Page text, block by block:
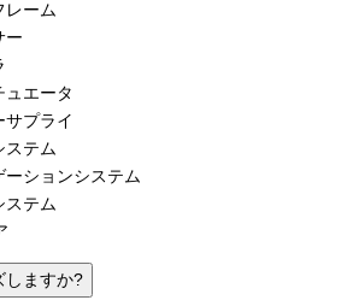
レーム
ー
ュエータ
サプライ
ステム
ーションシステム
ステム
しますか?